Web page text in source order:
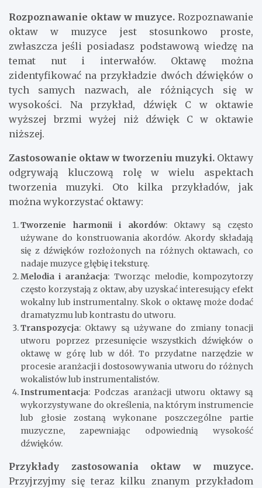
Rozpoznawanie oktaw w muzyce. Rozpoznawanie
oktaw w muzyce jest stosunkowo proste,
zwłaszcza jeśli posiadasz podstawową wiedzę na
temat nut i interwałów. Oktawę można
zidentyfikować na przykładzie dwóch dźwięków o
tych samych nazwach, ale różniących się w
wysokości. Na przykład, dźwięk C w oktawie
wyższej brzmi wyżej niż dźwięk C w oktawie
niższej.
Zastosowanie oktaw w tworzeniu muzyki. Oktawy
odgrywają kluczową rolę w wielu aspektach
tworzenia muzyki. Oto kilka przykładów, jak
można wykorzystać oktawy:
Tworzenie harmonii i akordów: Oktawy są często
używane do konstruowania akordów. Akordy składają
się z dźwięków rozłożonych na różnych oktawach, co
nadaje muzyce głębię i teksturę.
Melodia i aranżacja: Tworząc melodie, kompozytorzy
często korzystają z oktaw, aby uzyskać interesujący efekt
wokalny lub instrumentalny. Skok o oktawę może dodać
dramatyzmu lub kontrastu do utworu.
Transpozycja: Oktawy są używane do zmiany tonacji
utworu poprzez przesunięcie wszystkich dźwięków o
oktawę w górę lub w dół. To przydatne narzędzie w
procesie aranżacji i dostosowywania utworu do różnych
wokalistów lub instrumentalistów.
Instrumentacja: Podczas aranżacji utworu oktawy są
wykorzystywane do określenia, na którym instrumencie
lub głosie zostaną wykonane poszczególne partie
muzyczne, zapewniając odpowiednią wysokość
dźwięków.
Przykłady zastosowania oktaw w muzyce.
Przyjrzyjmy się teraz kilku znanym przykładom